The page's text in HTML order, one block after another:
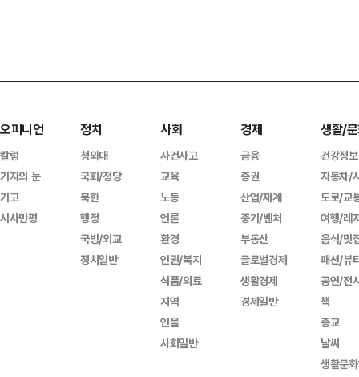
오피니언
칼럼
기자의 눈
기고
시사만평
정치
청와대
국회/정당
북한
행정
국방/외교
정치일반
사회
사건사고
교육
노동
언론
환경
인권/복지
식품/의료
지역
인물
사회일반
경제
금융
증권
산업/재계
중기/벤처
부동산
글로벌경제
생활경제
경제일반
생활/
건강정보
자동차/
도로/교
여행/레
음식/맛
패션/뷰
공연/전
책
종교
날씨
생활문